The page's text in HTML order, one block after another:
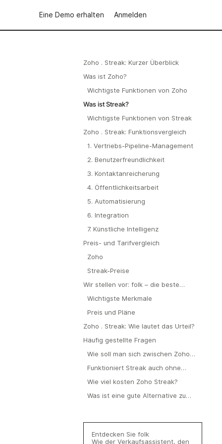
Eine Demo erhalten Anmelden
Zoho . Streak: Kurzer Überblick
Was ist Zoho?
Wichtigste Funktionen von Zoho
Was ist Streak?
Wichtigste Funktionen von Streak
Zoho . Streak: Funktionsvergleich
1. Vertriebs-Pipeline-Management
2. Benutzerfreundlichkeit
3. Kontaktanreicherung
4. Öffentlichkeitsarbeit
5. Automatisierung
6. Integration
7. Künstliche Intelligenz
Preis- und Tarifvergleich
Zoho
Streak-Preise
Wir stellen vor: folk – die beste
Wichtigste Merkmale
Preis und Pläne
Zoho . Streak: Wie lautet das Urteil?
Häufig gestellte Fragen
Wie soll man sich zwischen Zoho
Funktioniert Streak auch ohne
Wie viel kosten Zoho Streak?
Was ist eine gute Alternative zu
Entdecken Sie folk
Wie der Verkaufsassistent, den